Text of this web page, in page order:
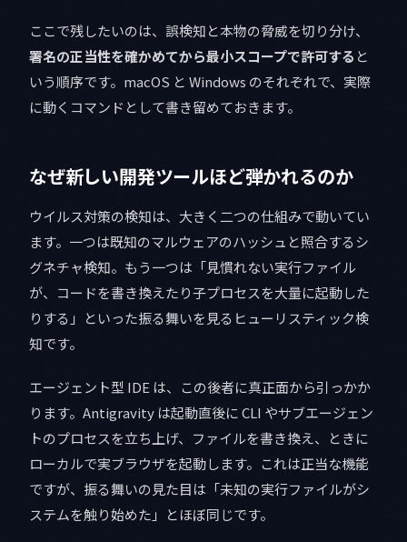
ここで残したいのは、誤検知と本物の脅威を切り分け、
署名の正当性を確かめてから最小スコープで許可する と
いう順序です。macOS と Windows のそれぞれで、実際
に動くコマンドとして書き留めておきます。
なぜ新しい開発ツールほど弾かれるのか
ウイルス対策の検知は、大きく二つの仕組みで動いてい
ます。一つは既知のマルウェアのハッシュと照合するシ
グネチャ検知。もう一つは「見慣れない実行ファイル
が、コードを書き換えたり子プロセスを大量に起動した
りする」といった振る舞いを見るヒューリスティック検
知です。
エージェント型 IDE は、この後者に真正面から引っかか
ります。Antigravity は起動直後に CLI やサブエージェン
トのプロセスを立ち上げ、ファイルを書き換え、ときに
ローカルで実ブラウザを起動します。これは正当な機能
ですが、振る舞いの見た目は「未知の実行ファイルがシ
ステムを触り始めた」とほぼ同じです。